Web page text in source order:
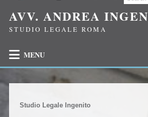
AVV. ANDREA
STUDIO LEGALE ROMA
MENU
Studio Legale Ingenito